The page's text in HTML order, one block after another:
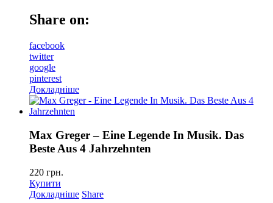
Share on:
facebook
twitter
google
pinterest
Докладніше
Max Greger – Eine Legende In Musik. Das
Beste Aus 4 Jahrzehnten
220 грн.
Купити
Докладніше Share